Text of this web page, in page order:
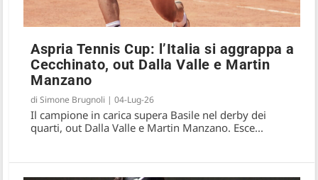
Aspria Tennis Cup: Diaz Acosta supera
Cecchinato in una finale epica
Aspria Tennis Cup: l’Italia si aggrappa a
Cecchinato, out Dalla Valle e Martin
Manzano
diSimone Brugnoli |04-Lug-26
Il campione in carica supera Basile nel derby dei
quarti, out Dalla Valle e Martin Manzano. Esce...